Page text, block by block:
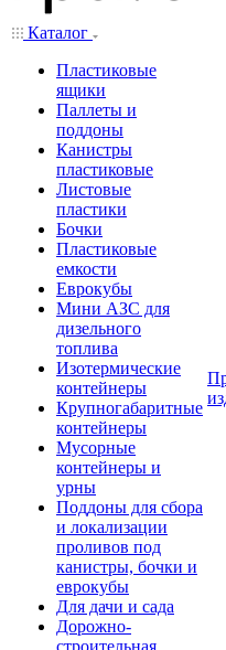
Каталог
Пластиковые
ящики
Паллеты и
поддоны
Канистры
пластиковые
Листовые
пластики
Бочки
Пластиковые
емкости
Еврокубы
Мини АЗС для
дизельного
топлива
Изотермические
контейнеры
Крупногабаритные
контейнеры
Мусорные
контейнеры и
урны
Поддоны для сбора
и локализации
проливов под
канистры, бочки и
еврокубы
Для дачи и сада
Дорожно-
строительная